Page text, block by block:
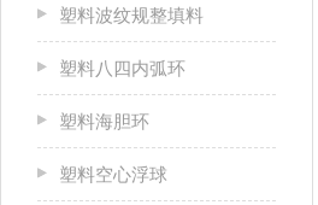
塑料波纹规整填料
塑料八四内弧环
塑料海胆环
塑料空心浮球